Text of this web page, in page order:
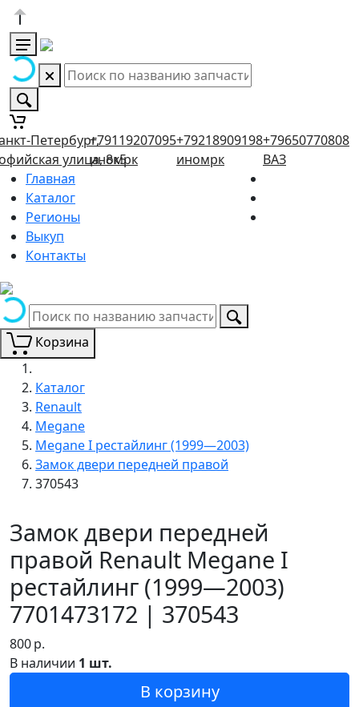
Петербург,
улица, 8к5
+79119207095
иномрк
+79218909198
иномрк
+79650770808
ВАЗ
Главная
Каталог
Регионы
Выкуп
Контакты
Корзина
Каталог
Renault
Megane
Megane I рестайлинг (1999—2003)
Замок двери передней правой
370543
Замок двери передней
правой Renault Megane I
рестайлинг (1999—2003)
7701473172 | 370543
800р.
В наличии 1 шт.
В корзину